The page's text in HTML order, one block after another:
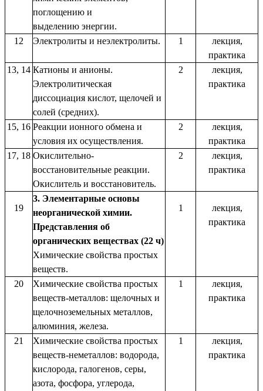
поглощению и
выделению энергии.
12
Электролиты и неэлектролиты. 1
лекция,
практика
13, 14 Катионы и анионы.
Электролитическая
диссоциация кислот, щелочей и
солей (средних).
2
лекция,
практика
15, 16 Реакции ионного обмена и
условия их осуществления.
2
лекция,
практика
17, 18 Окислительно-
восстановительные реакции.
Окислитель и восстановитель.
2
лекция,
практика
19
3. Элементарные основы
неорганической химии.
Представления об
органических веществах (22 ч)
Химические свойства простых
веществ.
1
лекция,
практика
20
Химические свойства простых
веществ-металлов: щелочных и
щелочноземельных металлов,
алюминия, железа.
1
лекция,
практика
21
Химические свойства простых
веществ-неметаллов: водорода,
кислорода, галогенов, серы,
азота, фосфора, углерода,
1
лекция,
практика